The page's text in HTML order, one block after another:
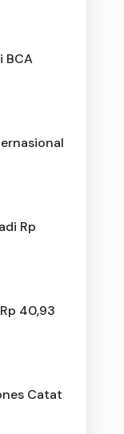
BCA
Rp
40,93
Catat